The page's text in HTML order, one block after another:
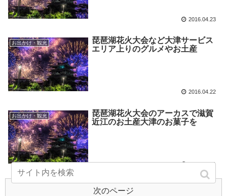
2016.04.23
お出かけ・観光
琵琶湖花火大会など大津サービス
エリア上りのグルメやお土産
2016.04.22
お出かけ・観光
琵琶湖花火大会のアーカスで滋賀
近江のお土産大津のお菓子を
2016.04.21
次のページ